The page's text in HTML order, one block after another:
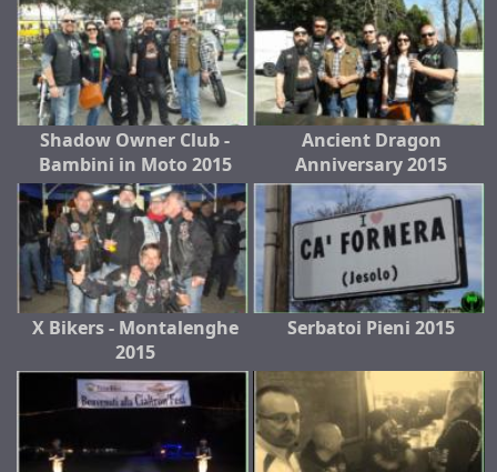
Shadow Owner Club -
Bambini in Moto 2015
Ancient Dragon
Anniversary 2015
X Bikers - Montalenghe
2015
Serbatoi Pieni 2015